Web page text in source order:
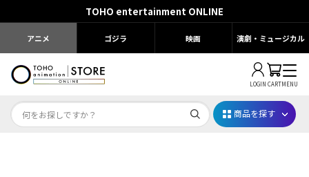
TOHO entertainment ONLINE
アニメ ゴジラ 映画 演劇・ミュージカル
LOGIN CARTMENU
商品を探す